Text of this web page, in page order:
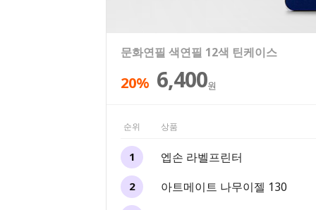
엡손 라벨프린터
69,000원
아트메이트 나무이젤 130
7% 40,000원
알파 사무용가위 16cm
25% 25,500
알파 오피스 문구세트 13종
30,000원
문화연필 색연필 12색 틴케이스
20% 6,400원
순위 상품
1 엡손 라벨프린터
2 아트메이트 나무이젤 130